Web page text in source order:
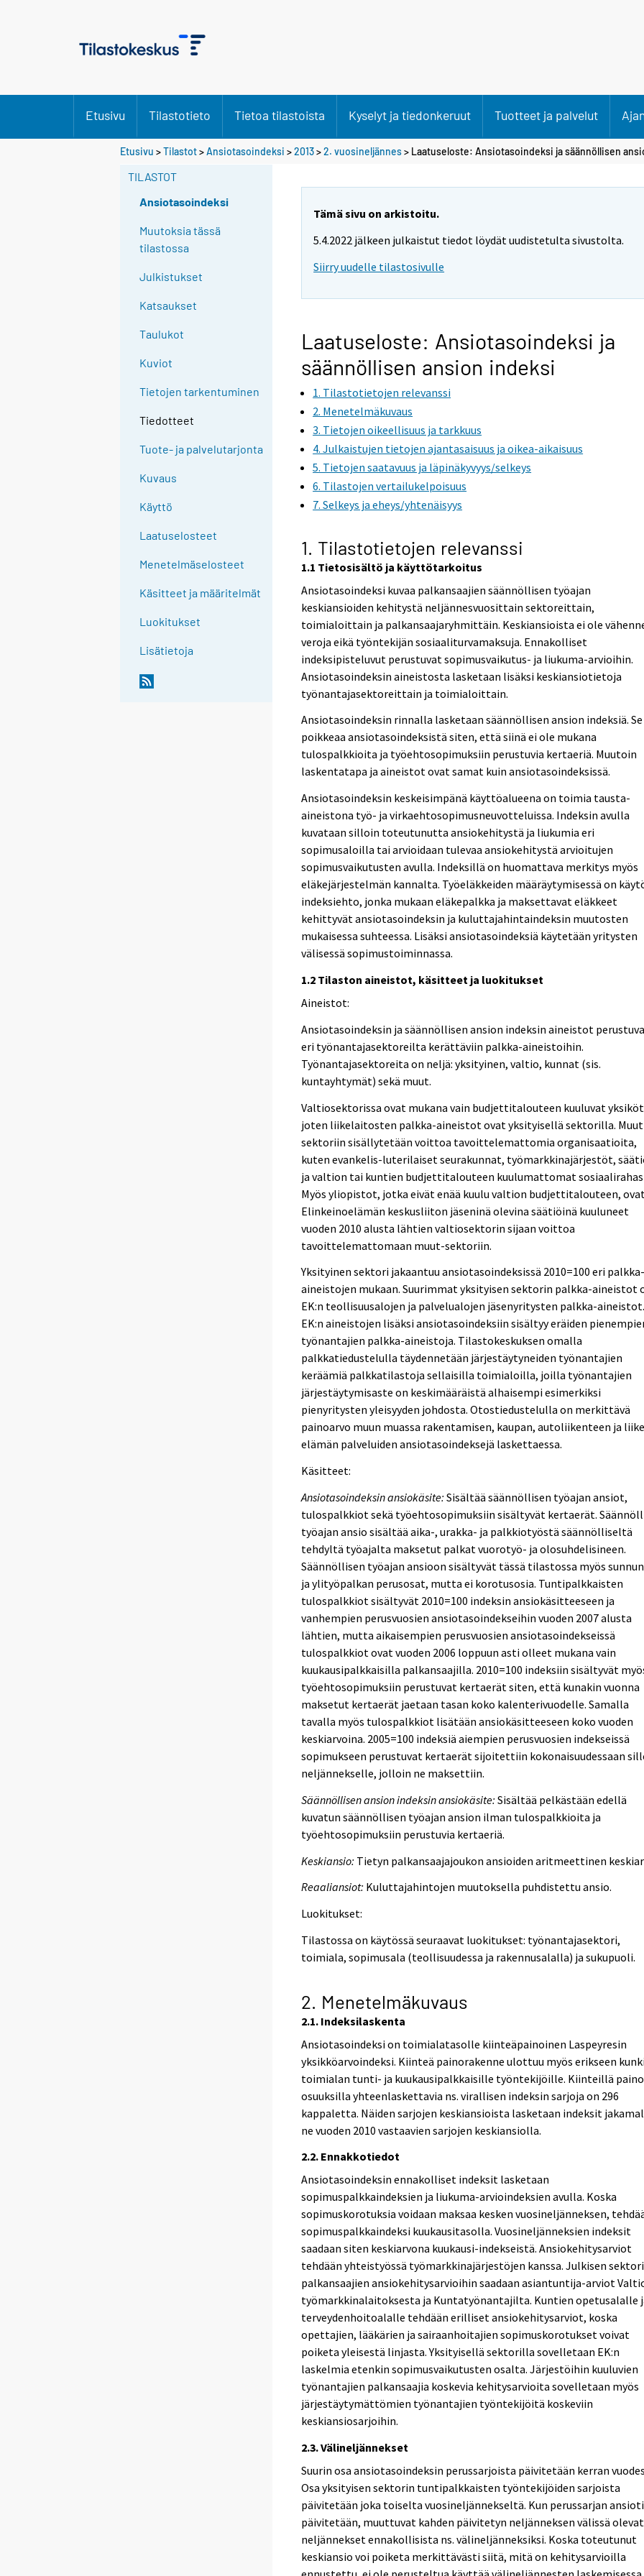
Etusivu Tilastotieto Tietoa tilastoista Kyselyt ja tiedonkeruut Tuotteet ja palvelut
Etusivu >Tilastot>Ansiotasoindeksi >2013>2. vuosineljännes> Laatuseloste: Ansiotasoindeksi ja säännöllisen
TILASTOT
Ansiotasoindeksi
Muutoksia tässä
tilastossa
Julkistukset
Katsaukset
Taulukot
Kuviot
Tietojen tarkentuminen
Tiedotteet
Tuote- ja palvelutarjonta
Kuvaus
Käyttö
Laatuselosteet
Menetelmäselosteet
Käsitteet ja määritelmät
Luokitukset
Lisätietoja
Tämä sivu on arkistoitu.
5.4.2022 jälkeen julkaistut tiedot löydät uudistetulta sivustolta.
Siirry uudelle tilastosivulle
Laatuseloste: Ansiotasoindeksi ja
säännöllisen ansion indeksi
1. Tilastotietojen relevanssi
2. Menetelmäkuvaus
3. Tietojen oikeellisuus ja tarkkuus
4. Julkaistujen tietojen ajantasaisuus ja oikea-aikaisuus
5. Tietojen saatavuus ja läpinäkyvyys/selkeys
6. Tilastojen vertailukelpoisuus
7. Selkeys ja eheys/yhtenäisyys
1. Tilastotietojen relevanssi
1.1 Tietosisältö ja käyttötarkoitus
Ansiotasoindeksi kuvaa palkansaajien säännöllisen työajan
keskiansioiden kehitystä neljännesvuosittain sektoreittain,
toimialoittain ja palkansaajaryhmittäin. Keskiansioista ei ole
veroja eikä työntekijän sosiaaliturvamaksuja. Ennakolliset
indeksipisteluvut perustuvat sopimusvaikutus- ja liukuma-arvioihin.
Ansiotasoindeksin aineistosta lasketaan lisäksi keskiansiotietoja
työnantajasektoreittain ja toimialoittain.
Ansiotasoindeksin rinnalla lasketaan säännöllisen ansion indeksiä. Se
poikkeaa ansiotasoindeksistä siten, että siinä ei ole mukana
tulospalkkioita ja työehtosopimuksiin perustuvia kertaeriä. Muutoin
laskentatapa ja aineistot ovat samat kuin ansiotasoindeksissä.
Ansiotasoindeksin keskeisimpänä käyttöalueena on toimia tausta-
aineistona työ- ja virkaehtosopimusneuvotteluissa. Indeksin avulla
kuvataan silloin toteutunutta ansiokehitystä ja liukumia eri
sopimusaloilla tai arvioidaan tulevaa ansiokehitystä arvioitujen
sopimusvaikutusten avulla. Indeksillä on huomattava merkitys myös
eläkejärjestelmän kannalta. Työeläkkeiden määräytymisessä on
indeksiehto, jonka mukaan eläkepalkka ja maksettavat eläkkeet
kehittyvät ansiotasoindeksin ja kuluttajahintaindeksin muutosten
mukaisessa suhteessa. Lisäksi ansiotasoindeksiä käytetään yritysten
välisessä sopimustoiminnassa.
1.2 Tilaston aineistot, käsitteet ja luokitukset
Aineistot:
Ansiotasoindeksin ja säännöllisen ansion indeksin aineistot
eri työnantajasektoreilta kerättäviin palkka-aineistoihin.
Työnantajasektoreita on neljä: yksityinen, valtio, kunnat (sis.
kuntayhtymät) sekä muut.
Valtiosektorissa ovat mukana vain budjettitalouteen kuuluvat
joten liikelaitosten palkka-aineistot ovat yksityisellä sektorilla.
sektoriin sisällytetään voittoa tavoittelemattomia organisaatioita,
kuten evankelis-luterilaiset seurakunnat, työmarkkinajärjestöt,
ja valtion tai kuntien budjettitalouteen kuulumattomat
Myös yliopistot, jotka eivät enää kuulu valtion budjettitalouteen,
Elinkeinoelämän keskusliiton jäseninä olevina säätiöinä kuuluneet
vuoden 2010 alusta lähtien valtiosektorin sijaan voittoa
tavoittelemattomaan muut-sektoriin.
Yksityinen sektori jakaantuu ansiotasoindeksissä 2010=100 eri
aineistojen mukaan. Suurimmat yksityisen sektorin palkka-aineistot
EK:n teollisuusalojen ja palvelualojen jäsenyritysten palkka-
EK:n aineistojen lisäksi ansiotasoindeksiin sisältyy eräiden
työnantajien palkka-aineistoja. Tilastokeskuksen omalla
palkkatiedustelulla täydennetään järjestäytyneiden työnantajien
keräämiä palkkatilastoja sellaisilla toimialoilla, joilla työnantajien
järjestäytymisaste on keskimääräistä alhaisempi esimerkiksi
pienyritysten yleisyyden johdosta. Otostiedustelulla on merkittävä
painoarvo muun muassa rakentamisen, kaupan, autoliikenteen ja
elämän palveluiden ansiotasoindeksejä laskettaessa.
Käsitteet:
Ansiotasoindeksin ansiokäsite: Sisältää säännöllisen työajan ansiot,
tulospalkkiot sekä työehtosopimuksiin sisältyvät kertaerät.
työajan ansio sisältää aika-, urakka- ja palkkiotyöstä säännölliseltä
tehdyltä työajalta maksetut palkat vuorotyö- ja olosuhdelisineen.
Säännöllisen työajan ansioon sisältyvät tässä tilastossa myös
ja ylityöpalkan perusosat, mutta ei korotusosia. Tuntipalkkaisten
tulospalkkiot sisältyvät 2010=100 indeksin ansiokäsitteeseen ja
vanhempien perusvuosien ansiotasoindekseihin vuoden 2007 alusta
lähtien, mutta aikaisempien perusvuosien ansiotasoindekseissä
tulospalkkiot ovat vuoden 2006 loppuun asti olleet mukana vain
kuukausipalkkaisilla palkansaajilla. 2010=100 indeksiin sisältyvät
työehtosopimuksiin perustuvat kertaerät siten, että kunakin vuonna
maksetut kertaerät jaetaan tasan koko kalenterivuodelle. Samalla
tavalla myös tulospalkkiot lisätään ansiokäsitteeseen koko vuoden
keskiarvoina. 2005=100 indeksiä aiempien perusvuosien indekseissä
sopimukseen perustuvat kertaerät sijoitettiin kokonaisuudessaan
neljännekselle, jolloin ne maksettiin.
Säännöllisen ansion indeksin ansiokäsite: Sisältää pelkästään edellä
kuvatun säännöllisen työajan ansion ilman tulospalkkioita ja
työehtosopimuksiin perustuvia kertaeriä.
Keskiansio: Tietyn palkansaajajoukon ansioiden aritmeettinen
Reaaliansiot: Kuluttajahintojen muutoksella puhdistettu ansio.
Luokitukset:
Tilastossa on käytössä seuraavat luokitukset: työnantajasektori,
toimiala, sopimusala (teollisuudessa ja rakennusalalla) ja sukupuoli.
2. Menetelmäkuvaus
2.1. Indeksilaskenta
Ansiotasoindeksi on toimialatasolle kiinteäpainoinen Laspeyresin
yksikköarvoindeksi. Kiinteä painorakenne ulottuu myös erikseen
toimialan tunti- ja kuukausipalkkaisille työntekijöille. Kiinteillä
osuuksilla yhteenlaskettavia ns. virallisen indeksin sarjoja on 296
kappaletta. Näiden sarjojen keskiansioista lasketaan indeksit
ne vuoden 2010 vastaavien sarjojen keskiansiolla.
2.2. Ennakkotiedot
Ansiotasoindeksin ennakolliset indeksit lasketaan
sopimuspalkkaindeksien ja liukuma-arvioindeksien avulla. Koska
sopimuskorotuksia voidaan maksaa kesken vuosineljänneksen,
sopimuspalkkaindeksi kuukausitasolla. Vuosineljänneksien indeksit
saadaan siten keskiarvona kuukausi-indekseistä. Ansiokehitysarviot
tehdään yhteistyössä työmarkkinajärjestöjen kanssa. Julkisen
palkansaajien ansiokehitysarvioihin saadaan asiantuntija-arviot
työmarkkinalaitoksesta ja Kuntatyönantajilta. Kuntien opetusalalle
terveydenhoitoalalle tehdään erilliset ansiokehitysarviot, koska
opettajien, lääkärien ja sairaanhoitajien sopimuskorotukset voivat
poiketa yleisestä linjasta. Yksityisellä sektorilla sovelletaan EK:n
laskelmia etenkin sopimusvaikutusten osalta. Järjestöihin kuuluvien
työnantajien palkansaajia koskevia kehitysarvioita sovelletaan myös
järjestäytymättömien työnantajien työntekijöitä koskeviin
keskiansiosarjoihin.
2.3. Välineljännekset
Suurin osa ansiotasoindeksin perussarjoista päivitetään kerran
Osa yksityisen sektorin tuntipalkkaisten työntekijöiden sarjoista
päivitetään joka toiselta vuosineljännekseltä. Kun perussarjan
päivitetään, muuttuvat kahden päivitetyn neljänneksen välissä olevat
neljännekset ennakollisista ns. välineljänneksiksi. Koska toteutunut
keskiansio voi poiketa merkittävästi siitä, mitä on kehitysarvioilla